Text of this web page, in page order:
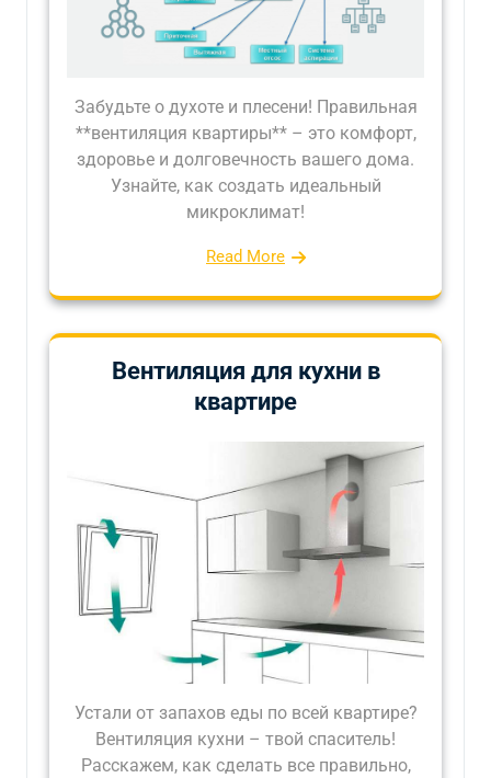
Забудьте о духоте и плесени! Правильная
**вентиляция квартиры** – это комфорт,
здоровье и долговечность вашего дома.
Узнайте, как создать идеальный
микроклимат!
Read More
Вентиляция для кухни в
квартире
Устали от запахов еды по всей квартире?
Вентиляция кухни – твой спаситель!
Расскажем, как сделать все правильно,